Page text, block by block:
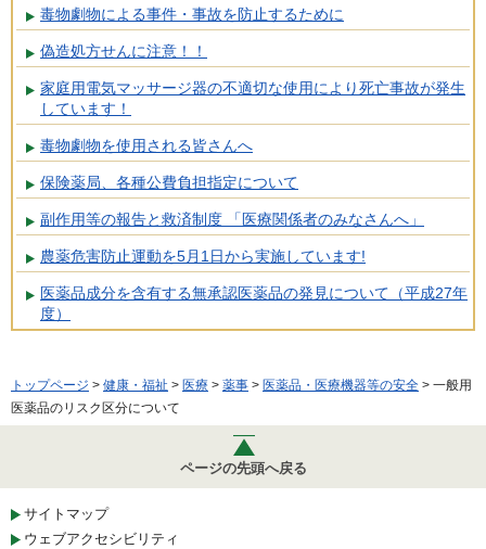
毒物劇物による事件・事故を防止するために
偽造処方せんに注意！！
家庭用電気マッサージ器の不適切な使用により死亡事故が発生
しています！
毒物劇物を使用される皆さんへ
保険薬局、各種公費負担指定について
副作用等の報告と救済制度 「医療関係者のみなさんへ」
農薬危害防止運動を5月1日から実施しています!
医薬品成分を含有する無承認医薬品の発見について（平成27年
度）
トップページ > 健康・福祉 > 医療 > 薬事 > 医薬品・医療機器等の安全 > 一般用
医薬品のリスク区分について
ページの先頭へ戻る
サイトマップ
ウェブアクセシビリティ